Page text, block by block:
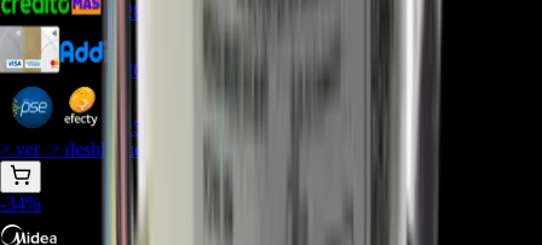
287.385
263.436
251.462
> ver_ > desbloquear oferta_
-34%